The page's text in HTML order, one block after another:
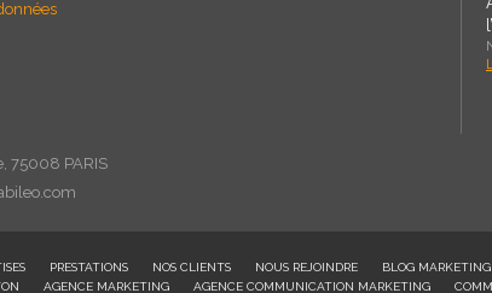
75008 PARIS
PRESTATIONS NOS CLIENTS NOUS REJOINDRE BLOG
AGENCE MARKETING AGENCE COMMUNICATION MARKETING